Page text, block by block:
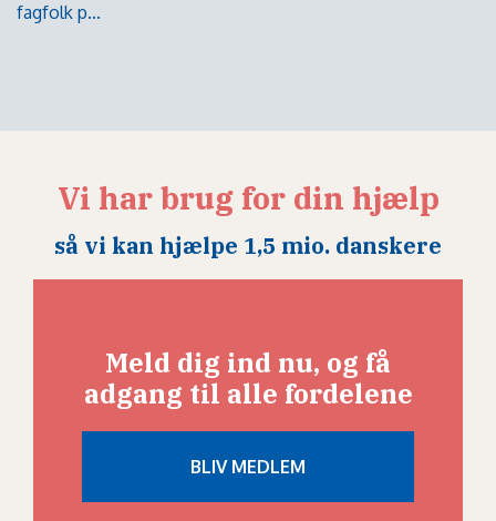
fagfolk p...
Vi har brug for din hjælp
så vi kan hjælpe 1,5 mio. danskere
Meld dig ind nu, og få
adgang til alle fordelene